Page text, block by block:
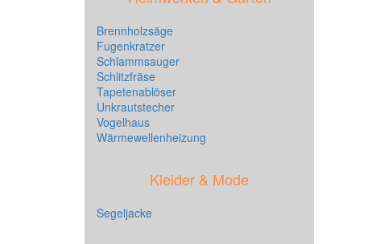
Brennholzsäge
Fugenkratzer
Schlammsauger
Schlitzfräse
Tapetenablöser
Unkrautstecher
Vogelhaus
Wärmewellenheizung
Kleider & Mode
Segeljacke